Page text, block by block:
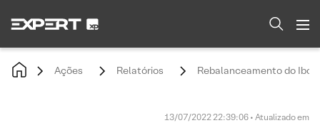
Ações Relatórios Rebalanceamento do
13/07/2022 22:39:06 • Atualizado em